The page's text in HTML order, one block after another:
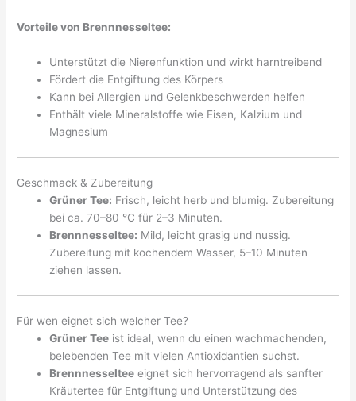
Vorteile von Brennnesseltee:
Unterstützt die Nierenfunktion und wirkt harntreibend
Fördert die Entgiftung des Körpers
Kann bei Allergien und Gelenkbeschwerden helfen
Enthält viele Mineralstoffe wie Eisen, Kalzium und
Magnesium
Geschmack & Zubereitung
Grüner Tee: Frisch, leicht herb und blumig. Zubereitung
bei ca. 70–80 °C für 2–3 Minuten.
Brennnesseltee: Mild, leicht grasig und nussig.
Zubereitung mit kochendem Wasser, 5–10 Minuten
ziehen lassen.
Für wen eignet sich welcher Tee?
Grüner Tee ist ideal, wenn du einen wachmachenden,
belebenden Tee mit vielen Antioxidantien suchst.
Brennnesseltee eignet sich hervorragend als sanfter
Kräutertee für Entgiftung und Unterstützung des